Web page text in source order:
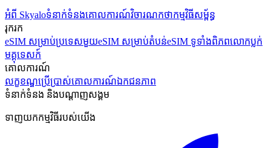
អំពី Skyaloទំនាក់ទំនងគោលការណ៍វិចារណកថាកម្មវិធីសម្ព័ន្ធ
រុករក
eSIM សម្រាប់ប្រទេសមួយeSIM សម្រាប់តំបន់eSIM ទូទាំងពិភពលោកប្លក់
មគ្គុទេសក៍
គោលការណ៍
លក្ខខណ្ឌប្រើប្រាស់គោលការណ៍ឯកជនភាព
ទំនាក់ទំនង និងបណ្ដាញសង្គម
ទាញយកកម្មវិធីរបស់យើង